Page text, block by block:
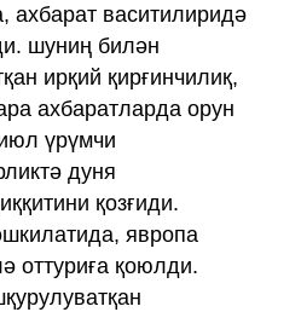
ахбарат васитилиридә
шуниң билән
ирқий қирғинчилиқ,
ахбаратларда орун
үрүмчи
дуня
қозғиди.
явропа
оттуриға қоюлди.